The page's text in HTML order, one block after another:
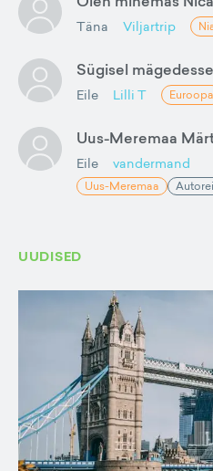
Täna Viljartrip
Sügisel
Eile Lilli T Euroopa
Uus-Meremaa
Eile vandermand
Uus-Meremaa
UUDISED